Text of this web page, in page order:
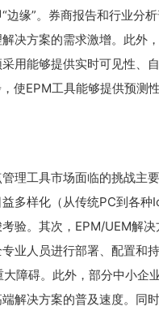
缘”。券商报告和行业分
决方案的需求激增。此外
用能够提供实时可见性、
使EPM工具能够提供预
理工具市场面临的挑战主
多样化（从传统PC到各
验。其次，EPM/UEM解
业人员进行部署、配置和
大障碍。此外，部分中小
解决方案的普及速度。同